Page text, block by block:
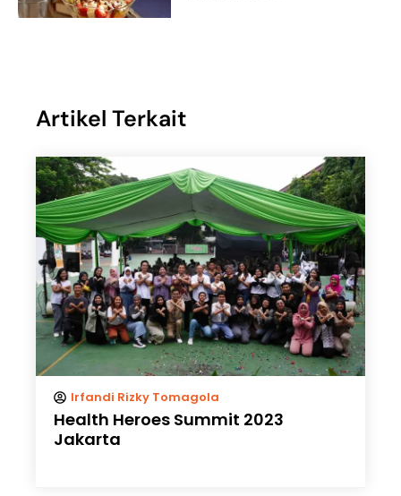
Artikel Terkait
Irfandi Rizky Tomagola
Health Heroes Summit 2023
Jakarta